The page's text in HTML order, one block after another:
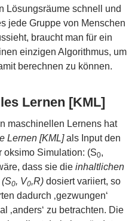
Lösungsräume schnell und
jede Gruppe von Menschen
braucht man für ein
einzigen Algorithmus, um
berechnen zu können.
Lernen [KML]
maschinellen Lernens hat
Lernen [KML]als Input den
oksimo Simulation: (S0,
dass sie die inhaltlichen
(S0, V0,R) dosiert variiert, so
dadurch ‚gezwungen‘
‚anders‘ zu betrachten. Die